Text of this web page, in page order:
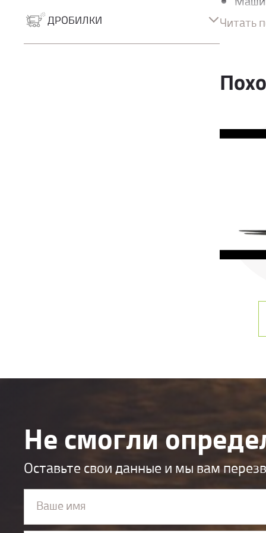
Грейферные экскаваторы
ДРОБИЛКИ Читать
Не смогли
Оставьте свои данные и мы вам
Ваше имя